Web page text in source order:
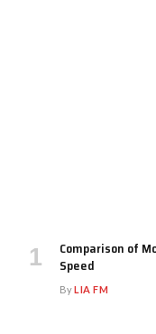
Comparison of
Speed
ByLIA FM